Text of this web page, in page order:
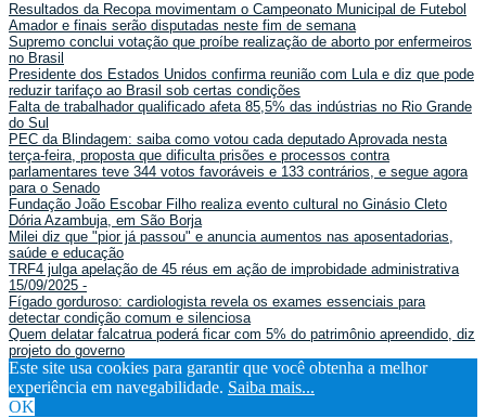
Resultados da Recopa movimentam o Campeonato Municipal de Futebol
Amador e finais serão disputadas neste fim de semana
Supremo conclui votação que proíbe realização de aborto por enfermeiros
no Brasil
Presidente dos Estados Unidos confirma reunião com Lula e diz que pode
reduzir tarifaço ao Brasil sob certas condições
Falta de trabalhador qualificado afeta 85,5% das indústrias no Rio Grande
do Sul
PEC da Blindagem: saiba como votou cada deputado Aprovada nesta
terça-feira, proposta que dificulta prisões e processos contra
parlamentares teve 344 votos favoráveis e 133 contrários, e segue agora
para o Senado
Fundação João Escobar Filho realiza evento cultural no Ginásio Cleto
Dória Azambuja, em São Borja
Milei diz que "pior já passou" e anuncia aumentos nas aposentadorias,
saúde e educação
TRF4 julga apelação de 45 réus em ação de improbidade administrativa
15/09/2025 -
Fígado gorduroso: cardiologista revela os exames essenciais para
detectar condição comum e silenciosa
Quem delatar falcatrua poderá ficar com 5% do patrimônio apreendido, diz
projeto do governo
Este site usa cookies para garantir que você obtenha a melhor
experiência em navegabilidade. Saiba mais...
OK